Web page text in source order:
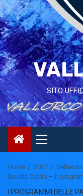
SITO
Primary
Menu
Home 2022
Scuola Calcio – Il
I PROGRAMMI DELLE